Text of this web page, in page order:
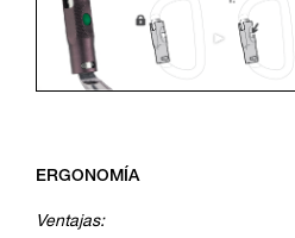
ERGONOMÍA
Ventajas: